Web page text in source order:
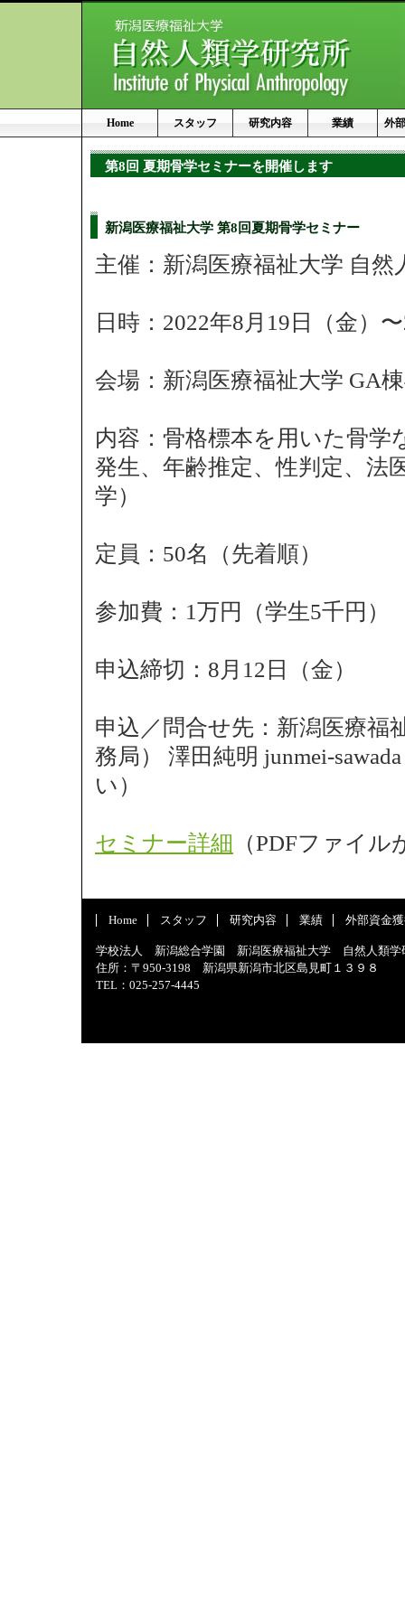
Home スタッフ 研究内容 業績 外
第8回 夏期骨学セミナーを開催します
新潟医療福祉大学 第8回夏期骨学セミナー
主催：新潟医療福祉大学 自
日時：2022年8月19日（金）
会場：新潟医療福祉大学 GA
内容：骨格標本を用いた骨学
発生、年齢推定、性判定、法
学）
定員：50名（先着順）
参加費：1万円（学生5千円）
申込締切：8月12日（金）
申込／問合せ先：新潟医療福
務局） 澤田純明 junmei-
い）
セミナー詳細 （PDFファイ
Home スタッフ 研究内容 業績 外部資金
学校法人 新潟総合学園 新潟医療福祉大学 自然人類学
住所：〒950-3198 新潟県新潟市北区島見町１３９８
TEL：025-257-4445